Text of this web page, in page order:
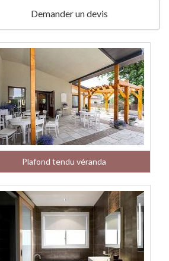
Demander un devis
Plafond tendu véranda